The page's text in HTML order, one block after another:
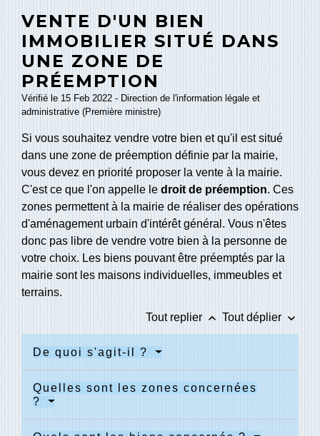
VENTE D'UN BIEN
IMMOBILIER SITUÉ DANS
UNE ZONE DE
PRÉEMPTION
Vérifié le 15 Feb 2022 - Direction de l'information légale et
administrative (Première ministre)
Si vous souhaitez vendre votre bien et qu'il est situé
dans une zone de préemption définie par la mairie,
vous devez en priorité proposer la vente à la mairie.
C'est ce que l'on appelle le droit de préemption. Ces
zones permettent à la mairie de réaliser des opérations
d'aménagement urbain d'intérêt général. Vous n'êtes
donc pas libre de vendre votre bien à la personne de
votre choix. Les biens pouvant être préemptés par la
mairie sont les maisons individuelles, immeubles et
terrains.
Tout replier keyboard_arrow_up Tout déplier keyboard_arrow_down
De quoi s'agit-il ?
Quelles sont les zones concernées
?